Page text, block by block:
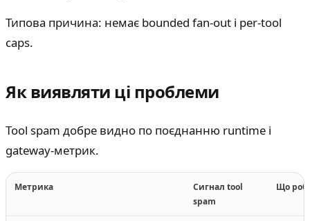
Типова причина: немає bounded fan-out і per-tool
caps.
Як виявляти ці проблеми
Tool spam добре видно по поєднанню runtime і
gateway-метрик.
Метрика
Сигнал tool
spam
Що